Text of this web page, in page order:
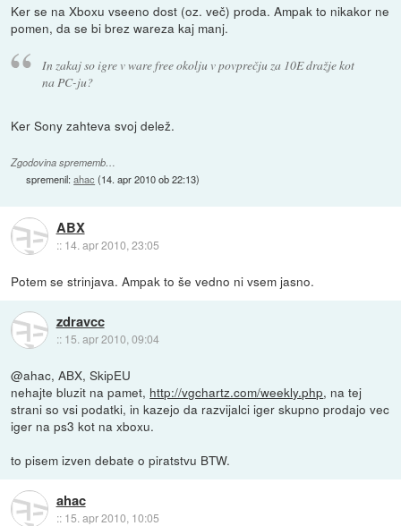
Ker se na Xboxu vseeno dost (oz. več) proda. Ampak to nikakor ne
pomen, da se bi brez wareza kaj manj.
In zakaj so igre v ware free okolju v povprečju za 10E dražje kot
na PC-ju?
Ker Sony zahteva svoj delež.
Zgodovina sprememb…
spremenil:ahac (14. apr 2010 ob 22:13)
ABX
:: 14. apr 2010, 23:05
Potem se strinjava. Ampak to še vedno ni vsem jasno.
zdravcc
:: 15. apr 2010, 09:04
@ahac, ABX, SkipEU
nehajte bluzit na pamet, http://vgchartz.com/weekly.php, na tej
strani so vsi podatki, in kazejo da razvijalci iger skupno prodajo vec
iger na ps3 kot na xboxu.
to pisem izven debate o piratstvu BTW.
ahac
:: 15. apr 2010, 10:05